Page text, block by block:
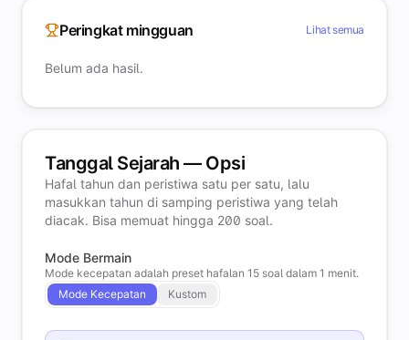
Peringkat mingguan Lihat semua
Belum ada hasil.
Tanggal Sejarah — Opsi
Hafal tahun dan peristiwa satu per satu, lalu
masukkan tahun di samping peristiwa yang telah
diacak. Bisa memuat hingga 200 soal.
Mode Bermain
Mode kecepatan adalah preset hafalan 15 soal dalam 1 menit.
Mode Kecepatan
Kustom